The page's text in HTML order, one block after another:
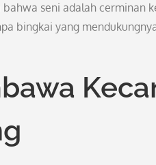
bahwa seni adalah cerminan
bingkai yang